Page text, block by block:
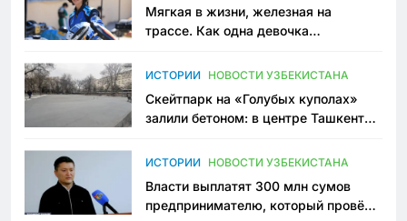
Мягкая в жизни, железная на
трассе. Как одна девочка
Узбекистане
ИСТОРИИ НОВОСТИ УЗБЕКИСТАНА
Скейтпарк на «Голубых куполах»
залили бетоном: в центре Ташкента
пространство
ИСТОРИИ НОВОСТИ УЗБЕКИСТАНА
Власти выплатят 300 млн сумов
предпринимателю, который провёл